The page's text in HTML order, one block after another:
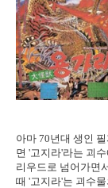
아마 70년대 생인
면 '고지라'라는 괴
리우드로 넘어가면
때 '고지라'는 괴수